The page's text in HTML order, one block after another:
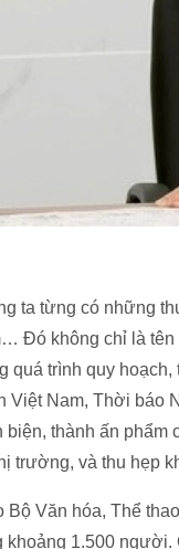
ta từng có những
Đó không chỉ là tên
quá trình quy
Việt Nam, Thời báo
biện, thành ấn
trường, và thu hẹp
Bộ Văn hóa, Thể
khoảng 1.500 người.